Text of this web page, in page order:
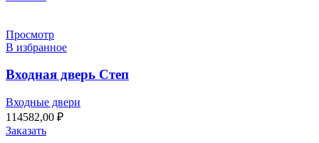
Просмотр
В избранное
Входная дверь Степ
Входные двери
114582,00 ₽
Заказать